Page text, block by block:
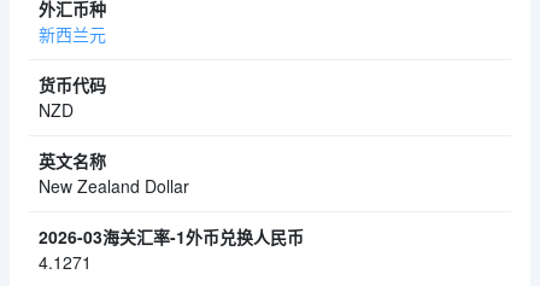
新西兰元
NZD
New Zealand Dollar
4.1271